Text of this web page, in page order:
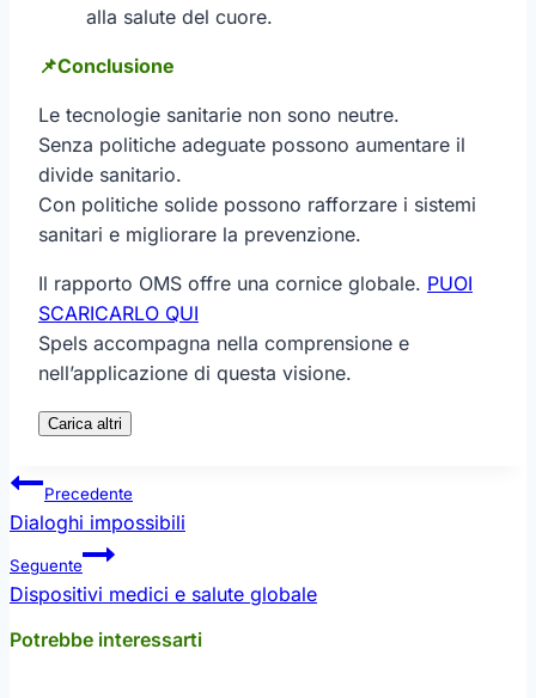
alla salute del cuore.
📌Conclusione
Le tecnologie sanitarie non sono neutre.
Senza politiche adeguate possono aumentare il
divide sanitario.
Con politiche solide possono rafforzare i sistemi
sanitari e migliorare la prevenzione.
Il rapporto OMS offre una cornice globale. PUOI
SCARICARLO QUI
Spels accompagna nella comprensione e
nell’applicazione di questa visione.
Carica altri
Navigazione
articoli
Precedente
Dialoghi impossibili
Seguente
Dispositivi medici e salute globale
Potrebbe interessarti